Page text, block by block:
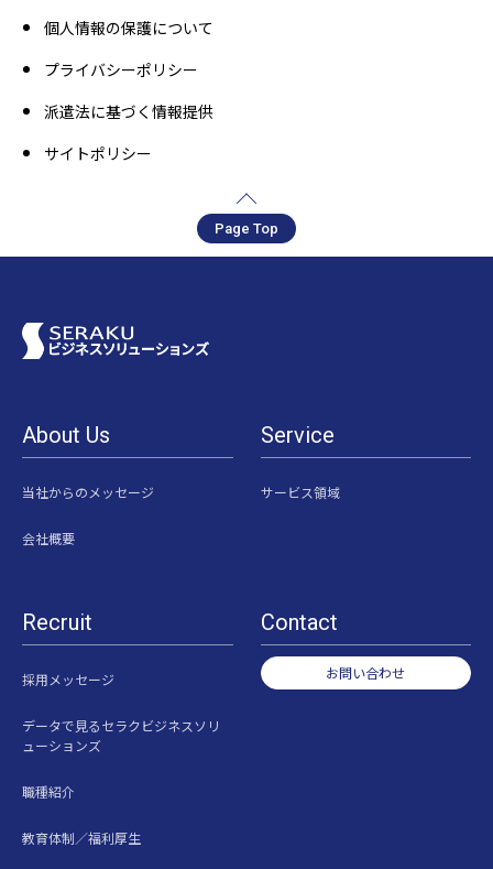
個人情報の保護について
プライバシーポリシー
派遣法に基づく情報提供
サイトポリシー
Page Top
About Us
当社からのメッセージ
会社概要
Service
サービス領域
Recruit
採用メッセージ
データで見るセラクビジネスソリ
ューションズ
職種紹介
教育体制／福利厚生
Contact
お問い合わせ